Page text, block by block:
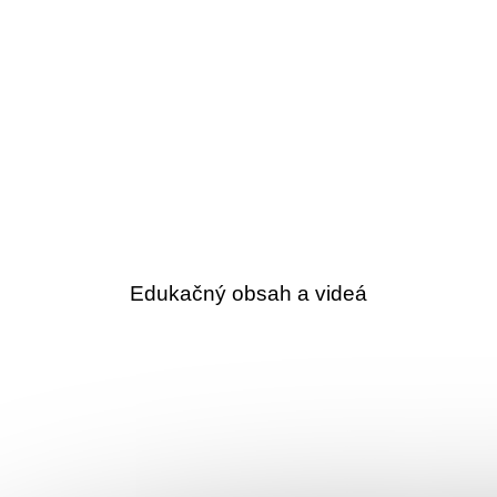
Edukačný obsah a videá